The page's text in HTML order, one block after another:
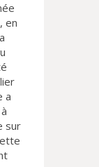
en
a
sur